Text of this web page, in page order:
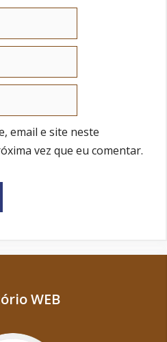
email e site neste
vez que eu comentar.
WEB